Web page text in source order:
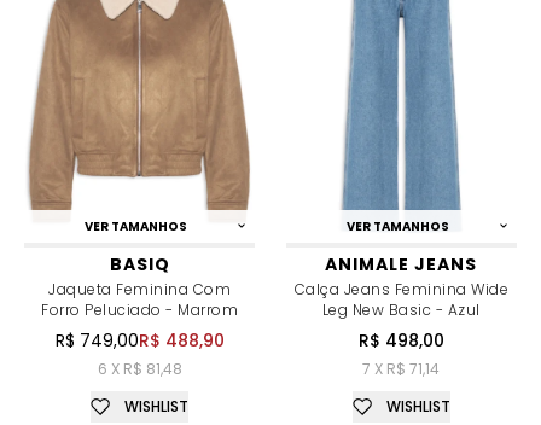
VER TAMANHOS
BASIQ
Jaqueta Feminina Com
Forro Peluciado - Marrom
R$ 749,00R$ 488,90
6 X R$ 81,48
WISHLIST
VER TAMANHOS
ANIMALE JEANS
Calça Jeans Feminina Wide
Leg New Basic - Azul
R$ 498,00
7 X R$ 71,14
WISHLIST